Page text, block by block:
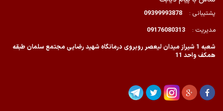
پشتیبانی :
09399993878
مدیریت :
09176080313
شعبه 1 شیراز میدان لیعصر روبروی درمانگاه شهید رضایی مجتمع سلمان طبقه
همکف واحد 11